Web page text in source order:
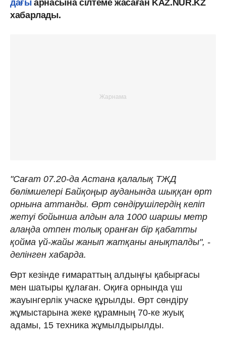
дағыарнасына сілтеме жасаған KAZ.NUR.KZ
хабарлады.
"Сағат 07.20-да Астана қалалық ТЖД
бөлімшелері Байқоңыр ауданында шыққан өрт
орнына аттанды. Өрт сөндірушілердің келіп
жетуі бойынша алдын ала 1000 шаршы метр
алаңда отпен толық оранған бір қабатты
қойма үй-жайы жанып жатқаны анықталды", -
делінген хабарда.
Өрт кезінде ғимараттың алдыңғы қабырғасы
мен шатыры құлаған. Оқиға орнында үш
жауынгерлік учаске құрылды. Өрт сөндіру
жұмыстарына жеке құрамның 70-ке жуық
адамы, 15 техника жұмылдырылды.